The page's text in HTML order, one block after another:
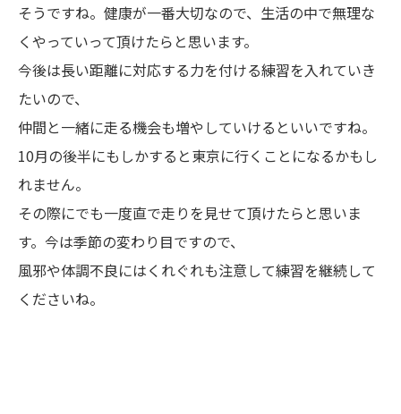
そうですね。健康が一番大切なので、生活の中で無理な
くやっていって頂けたらと思います。
今後は長い距離に対応する力を付ける練習を入れていき
たいので、
仲間と一緒に走る機会も増やしていけるといいですね。
10月の後半にもしかすると東京に行くことになるかもし
れません。
その際にでも一度直で走りを見せて頂けたらと思いま
す。今は季節の変わり目ですので、
風邪や体調不良にはくれぐれも注意して練習を継続して
くださいね。